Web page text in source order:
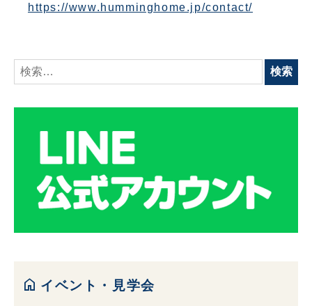
https://www.humminghome.jp/contact/
検
索:
home イベント・見学会